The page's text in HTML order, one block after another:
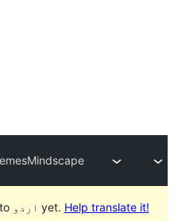
Mindscape
This theme is not translated into اردو yet. Help translate it!